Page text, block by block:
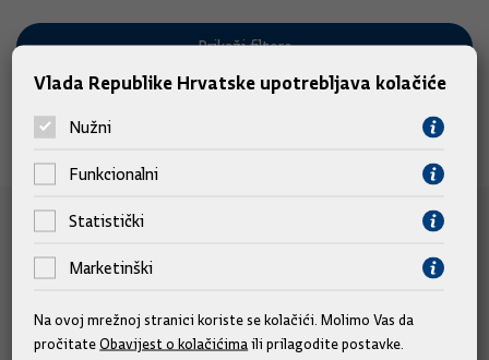
Prikaži filtere
Nema pronađenih vijesti.
e-Građani
e-Građani
e-Savjetovanja
Portal otvorenih podataka RH
Vlada Republike Hrvatske upotrebljava kolačiće
Nužni
Funkcionalni
Statistički
Marketinški
Na ovoj mrežnoj stranici koriste se kolačići. Molimo Vas da
pročitateObavijest o kolačićima ili prilagodite postavke.